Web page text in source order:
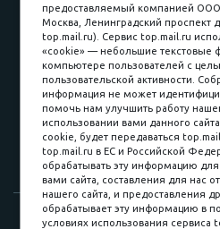
8 (3822)
8 (3822)
8 (3822)
8 (3822)
8 (3822)
© 2015-2026. Компания
предоставляемый компанией ООО
Москва, Ленинградский проспект
top.mail.ru). Сервис top.mail.ru
«cookie» — небольшие текстовые
компьютере пользователей с
пользовательской активности.
информация не может
помочь нам улучшить работу
использовании вами данного
cookie, будет передаваться
top.mail.ru в ЕС и Российской
обрабатывать эту информацию
вами сайта, составления для нас
нашего сайта, и предоставления
обрабатывает эту информацию в
условиях использования